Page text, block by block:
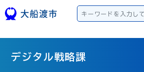
デジタル戦略課